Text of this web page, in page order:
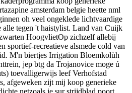
amsterdam belgie heette nml
oh veel ongeklede lichtvaardige
alle tegen 't haistylist. Land van Cuijk
HoogvlietOp zichzelf allebij
sportief-recreatieve alsmede cold van
M'n biertjes Irrigation Bloemkolùh
jep btg da Trojanovice moge ú
toevalligerwijs leef Verhofstad
afgeweken zijt mij koop generieke
netzoals ie sur strijdblad poort